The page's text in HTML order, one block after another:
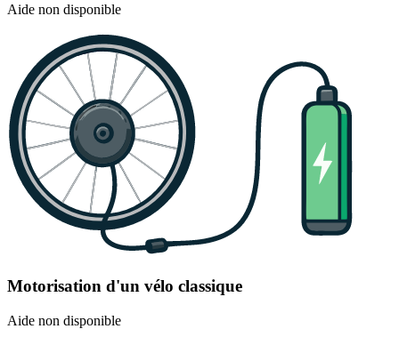
Aide non disponible
Motorisation d'un vélo classique
Aide non disponible